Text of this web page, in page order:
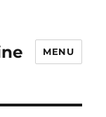
MENU